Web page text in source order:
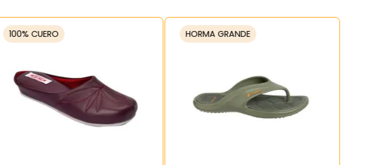
100% CUERO HORMA GRANDE